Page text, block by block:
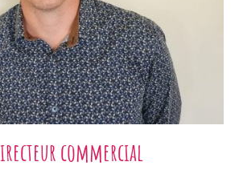
commercial